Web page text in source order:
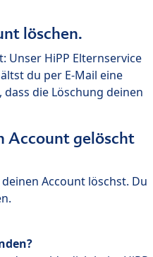
löschen.
Unser HiPP Elternservice
du per E-Mail eine
die Löschung deinen
Account gelöscht
Account löschst. Du